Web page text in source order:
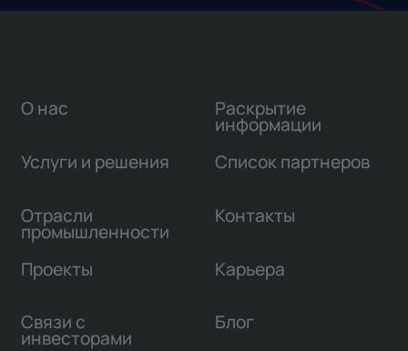
О нас
Услуги и решения
Отрасли
промышленности
Проекты
Связи с
инвесторами
Раскрытие
информации
Список партнеров
Контакты
Карьера
Блог